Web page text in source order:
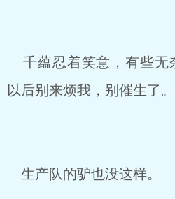
千蕴忍着笑意，有些无
以后别来烦我，别催生了
生产队的驴也没这样。